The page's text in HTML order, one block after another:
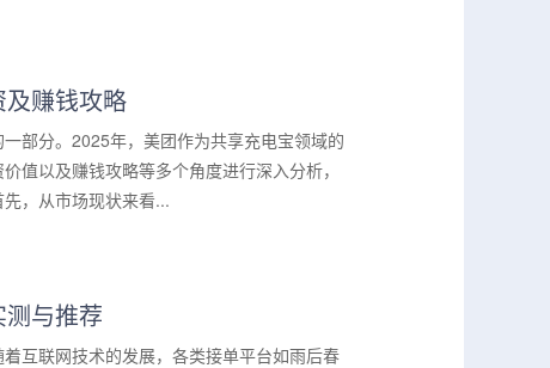
赚钱攻略
部分。2025年，美团作为共享充电宝领域的
值以及赚钱攻略等多个角度进行深入分析，
，从市场现状来看...
与推荐
互联网技术的发展，各类接单平台如雨后春